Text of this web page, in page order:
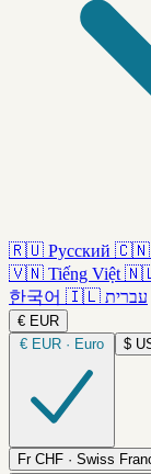
🇷🇺 Русский 🇨🇳
🇻🇳 Tiếng Việt
한국어 🇮🇱 עברית
€ EUR
€ EUR · Euro $
Fr CHF · Swiss